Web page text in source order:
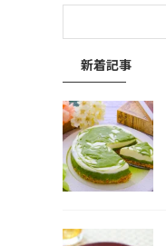
新着記事